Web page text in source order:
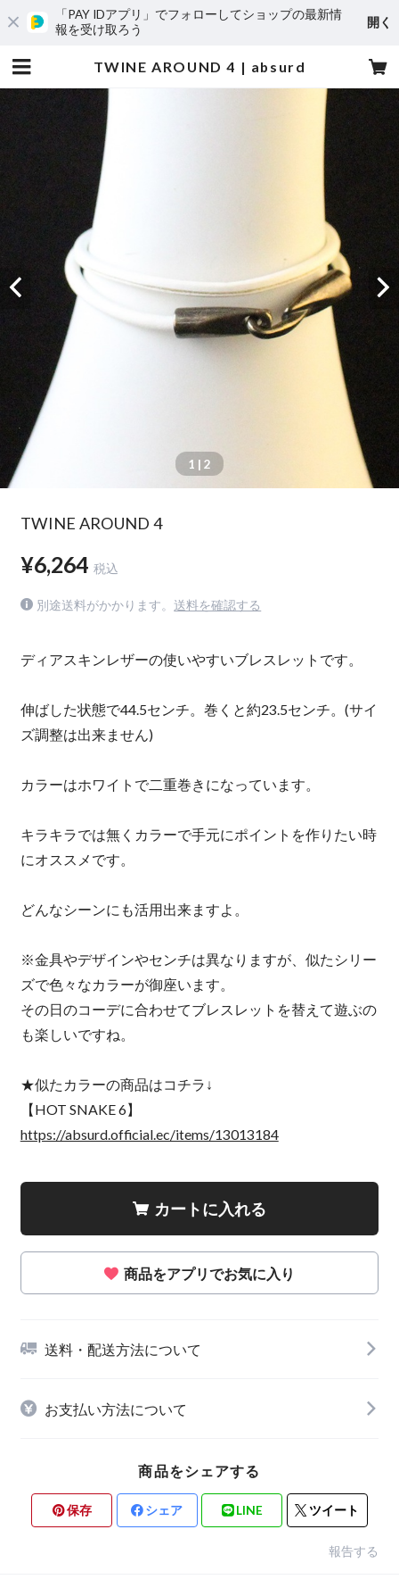
「PAY IDアプリ」でフォローしてショップの最新情
報を受け取ろう
開く
TWINE AROUND 4 | absurd
1 | 2
TWINE AROUND 4
¥6,264 税込
別途送料がかかります。 送料を確認する
ディアスキンレザーの使いやすいブレスレットです。
伸ばした状態で44.5センチ。巻くと約23.5センチ。(サイ
ズ調整は出来ません)
カラーはホワイトで二重巻きになっています。
キラキラでは無くカラーで手元にポイントを作りたい時
にオススメです。
どんなシーンにも活用出来ますよ。
※金具やデザインやセンチは異なりますが、似たシリー
ズで色々なカラーが御座います。
その日のコーデに合わせてブレスレットを替えて遊ぶの
も楽しいですね。
★似たカラーの商品はコチラ↓
【HOT SNAKE 6】
https://absurd.official.ec/items/13013184
カートに入れる
商品をアプリでお気に入り
送料・配送方法について
お支払い方法について
商品をシェアする
保存 シェア LINE ツイート
報告する